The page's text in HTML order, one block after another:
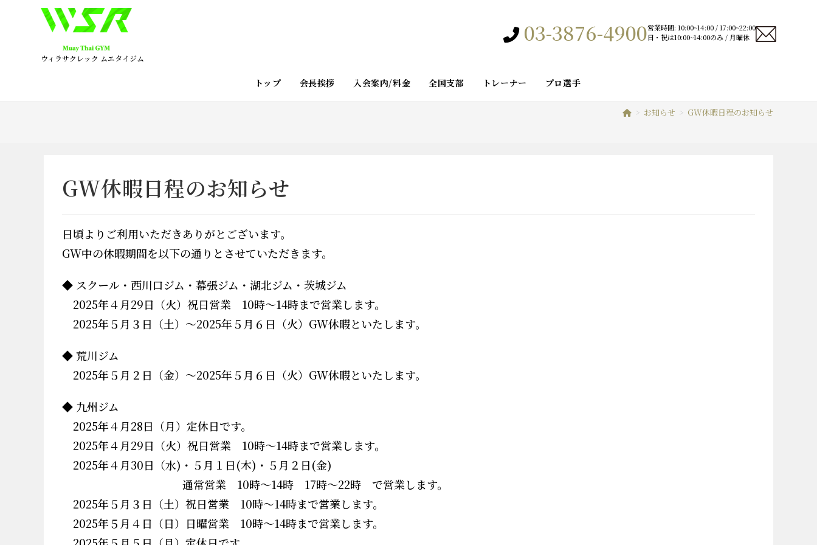
ウィラサクレック ムエタイジム
03-3876-4900営業時間: 10:00~14:00 / 17:00~22:00
日・祝は10:00~14:00のみ / 月曜休
トップ 会長挨拶 入会案内/料金 全国支部 トレーナー プロ選手
> お知らせ > GW休暇日程のお知らせ
GW休暇日程のお知らせ
日頃よりご利用いただきありがとございます。
GW中の休暇期間を以下の通りとさせていただきます。
◆ スクール・西川口ジム・幕張ジム・湖北ジム・茨城ジム
2025年４月29日（火）祝日営業 10時～14時まで営業します。
2025年５月３日（土）～2025年５月６日（火）GW休暇といたします。
◆ 荒川ジム
2025年５月２日（金）～2025年５月６日（火）GW休暇といたします。
◆ 九州ジム
2025年４月28日（月）定休日です。
2025年４月29日（火）祝日営業 10時～14時まで営業します。
2025年４月30日（水)・５月１日(木)・５月２日(金)
通常営業 10時～14時 17時～22時 で営業します。
2025年５月３日（土）祝日営業 10時～14時まで営業します。
2025年５月４日（日）日曜営業 10時～14時まで営業します。